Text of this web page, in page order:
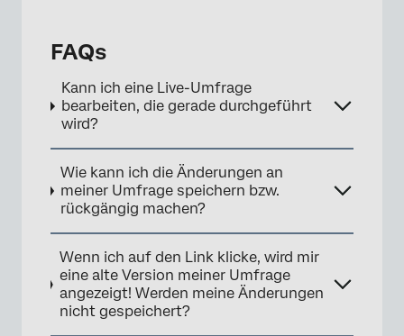
FAQs
Kann ich eine Live-Umfrage
bearbeiten, die gerade durchgeführt
wird?
Wie kann ich die Änderungen an
meiner Umfrage speichern bzw.
rückgängig machen?
Wenn ich auf den Link klicke, wird mir
eine alte Version meiner Umfrage
angezeigt! Werden meine Änderungen
nicht gespeichert?